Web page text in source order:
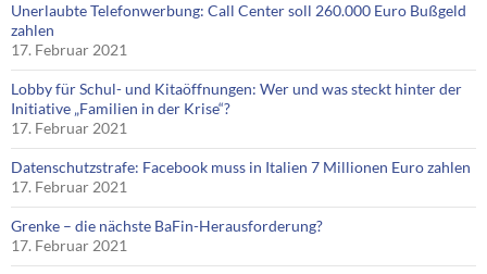
Unerlaubte Telefonwerbung: Call Center soll 260.000 Euro Bußgeld
zahlen
17. Februar 2021
Lobby für Schul- und Kitaöffnungen: Wer und was steckt hinter der
Initiative „Familien in der Krise“?
17. Februar 2021
Datenschutzstrafe: Facebook muss in Italien 7 Millionen Euro zahlen
17. Februar 2021
Grenke – die nächste BaFin-Herausforderung?
17. Februar 2021